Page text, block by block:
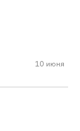
10 июня